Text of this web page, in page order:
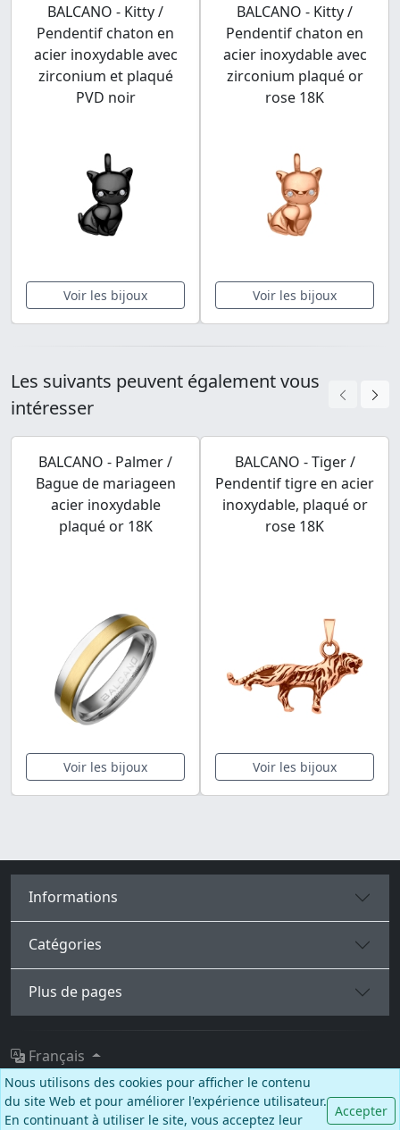
BALCANO - Kitty /
Pendentif chaton en
acier inoxydable avec
zirconium et plaqué
PVD noir
Voir les bijoux
BALCANO - Kitty /
Pendentif chaton en
acier inoxydable avec
zirconium plaqué or
rose 18K
Voir les bijoux
Les suivants peuvent également vous
intéresser
BALCANO - Palmer /
Bague de mariageen
acier inoxydable
plaqué or 18K
Voir les bijoux
BALCANO - Tiger /
Pendentif tigre en acier
inoxydable, plaqué or
rose 18K
Voir les bijoux
Informations
Catégories
Plus de pages
Facebook Instagram TikTok
Français
Nous utilisons des cookies pour afficher le contenu
du site Web et pour améliorer l'expérience utilisateur.
En continuant à utiliser le site, vous acceptez leur
Accepter